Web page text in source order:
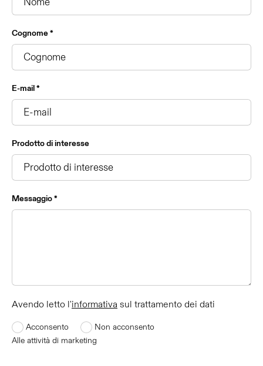
Cognome *
E-mail *
Prodotto di interesse
Messaggio *
Avendo letto l'informativa sul trattamento dei dati
Acconsento
Non acconsento
Alle attività di marketing